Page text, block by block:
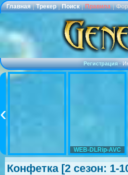
Главная | Трекер | Поиск | Правила |
Регистрация·
WEB-DLRip-AVC
Конфетка [2 сезон: 1-